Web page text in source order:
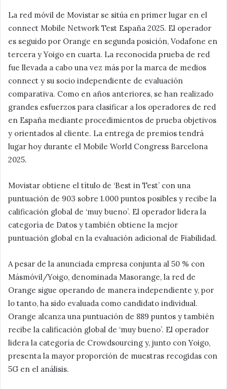
La red móvil de Movistar se sitúa en primer lugar en el
connect Mobile Network Test España 2025. El operador
es seguido por Orange en segunda posición, Vodafone en
tercera y Yoigo en cuarta. La reconocida prueba de red
fue llevada a cabo una vez más por la marca de medios
connect y su socio independiente de evaluación
comparativa. Como en años anteriores, se han realizado
grandes esfuerzos para clasificar a los operadores de red
en España mediante procedimientos de prueba objetivos
y orientados al cliente. La entrega de premios tendrá
lugar hoy durante el Mobile World Congress Barcelona
2025.
Movistar obtiene el título de ‘Best in Test’ con una
puntuación de 903 sobre 1.000 puntos posibles y recibe la
calificación global de ‘muy bueno’. El operador lidera la
categoría de Datos y también obtiene la mejor
puntuación global en la evaluación adicional de Fiabilidad.
A pesar de la anunciada empresa conjunta al 50 % con
Másmóvil/Yoigo, denominada Masorange, la red de
Orange sigue operando de manera independiente y, por
lo tanto, ha sido evaluada como candidato individual.
Orange alcanza una puntuación de 889 puntos y también
recibe la calificación global de ‘muy bueno’. El operador
lidera la categoría de Crowdsourcing y, junto con Yoigo,
presenta la mayor proporción de muestras recogidas con
5G en el análisis.